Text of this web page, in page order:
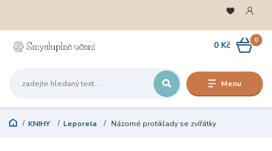
Menu
0
0 Kč
KNIHY Leporela Názorné protiklady se zvířátky